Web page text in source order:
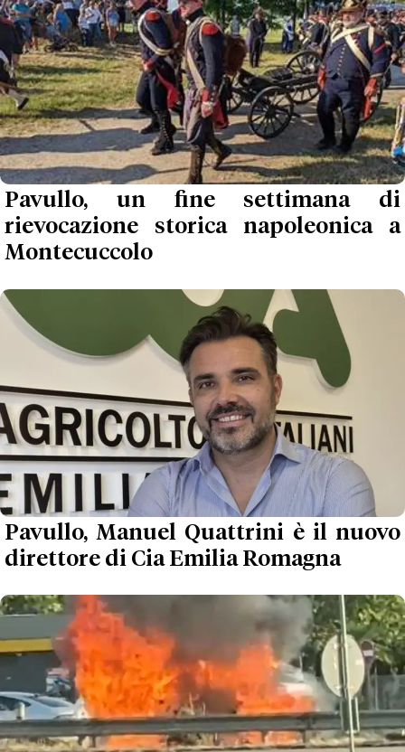
Pavullo, un fine settimana di
rievocazione storica napoleonica a
Montecuccolo
Pavullo, Manuel Quattrini è il nuovo
direttore di Cia Emilia Romagna